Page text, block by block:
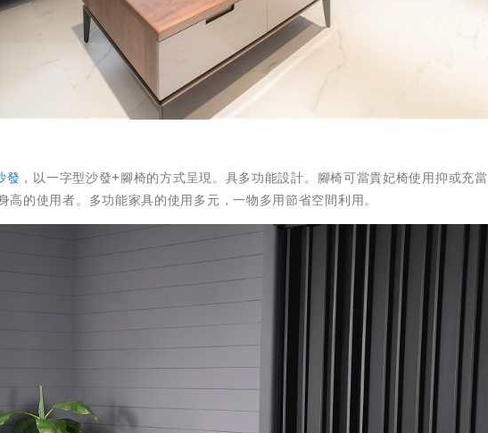
發 ，以一字型沙發+腳椅的方式呈現。具多功能設計。腳椅可當貴妃椅使用抑或充當
高的使用者。多功能家具的使用多元，一物多用節省空間利用。